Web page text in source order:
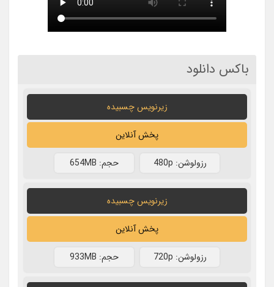
باکس دانلود
زیرنویس چسبیده
پخش آنلاین
رزولوشن: 480p حجم: 654MB
زیرنویس چسبیده
پخش آنلاین
رزولوشن: 720p حجم: 933MB